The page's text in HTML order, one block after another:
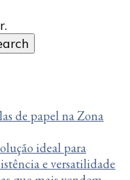
de papel na Zona
ideal para
e versatilidade